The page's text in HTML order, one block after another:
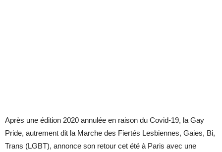
Après une édition 2020 annulée en raison du Covid-19, la Gay
Pride, autrement dit la Marche des Fiertés Lesbiennes, Gaies, Bi,
Trans (LGBT), annonce son retour cet été à Paris avec une